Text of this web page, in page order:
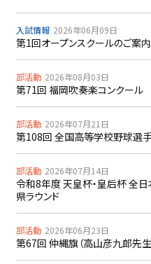
入試情報 2026年06月09日
第1回オープンスクールのご案内
部活動 2026年08月03日
第71回 福岡吹奏楽コンクール
部活動 2026年07月21日
第108回 全国高等学校野球選
部活動 2026年07月14日
令和8年度 天皇杯・皇后杯 全
県ラウンド
部活動 2026年06月23日
第67回 仲縄旗（高山彦九郎先